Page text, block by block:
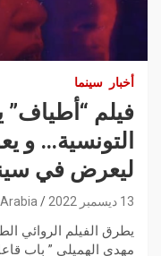
أخبار سينما
فيلم “أطياف”
التونسية… و
ليعرض في
13 ديسمبر 2022
يطرق الفيلم الروائي
مهدي الهميلي ” باب